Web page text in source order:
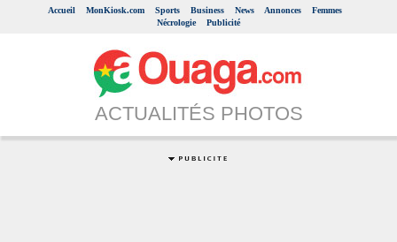
Accueil MonKiosk.com Sports Business News Annonces
Femmes
Nécrologie
Publicité
ACTUALITÉS PHOTOS